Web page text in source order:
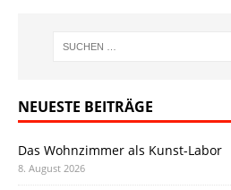
NEUESTE BEITRÄGE
Das Wohnzimmer als Kunst-Labor
8. August 2026